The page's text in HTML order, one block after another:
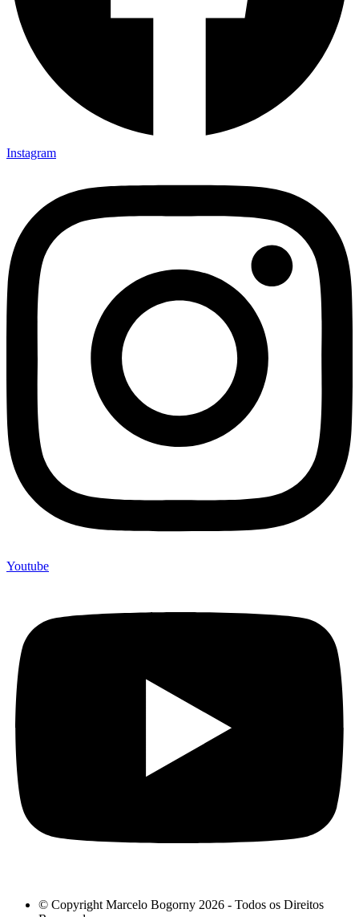
Instagram
Youtube
© Copyright Marcelo Bogorny 2026 - Todos os Direitos